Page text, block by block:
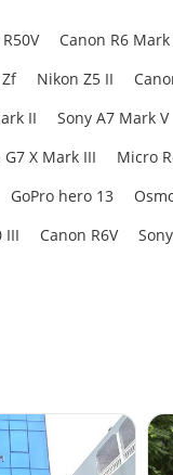
Canon R6 Mark
Nikon Z5 II
II Sony A7 Mark V
G7 X Mark III Micro
GoPro hero 13
III Canon R6V